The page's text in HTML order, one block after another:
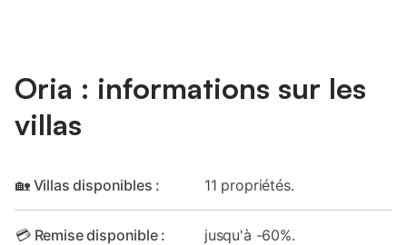
Oria : informations sur les
villas
🏡 Villas disponibles : 11 propriétés.
💳 Remise disponible : jusqu'à -60%.